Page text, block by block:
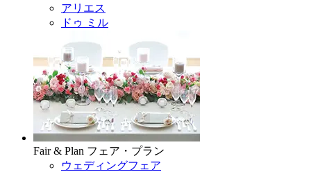
アリエス
ドゥ ミル
Fair & Plan フェア・プラン
ウェディングフェア